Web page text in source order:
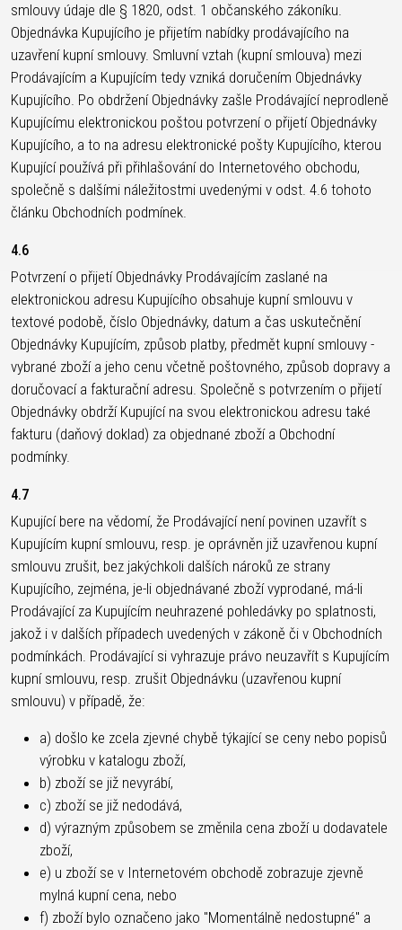
smlouvy údaje dle § 1820, odst. 1 občanského zákoníku.
Objednávka Kupujícího je přijetím nabídky prodávajícího na
uzavření kupní smlouvy. Smluvní vztah (kupní smlouva) mezi
Prodávajícím a Kupujícím tedy vzniká doručením Objednávky
Kupujícího. Po obdržení Objednávky zašle Prodávající neprodleně
Kupujícímu elektronickou poštou potvrzení o přijetí Objednávky
Kupujícího, a to na adresu elektronické pošty Kupujícího, kterou
Kupující používá při přihlašování do Internetového obchodu,
společně s dalšími náležitostmi uvedenými v odst. 4.6 tohoto
článku Obchodních podmínek.
4.6
Potvrzení o přijetí Objednávky Prodávajícím zaslané na
elektronickou adresu Kupujícího obsahuje kupní smlouvu v
textové podobě, číslo Objednávky, datum a čas uskutečnění
Objednávky Kupujícím, způsob platby, předmět kupní smlouvy -
vybrané zboží a jeho cenu včetně poštovného, způsob dopravy a
doručovací a fakturační adresu. Společně s potvrzením o přijetí
Objednávky obdrží Kupující na svou elektronickou adresu také
fakturu (daňový doklad) za objednané zboží a Obchodní
podmínky.
4.7
Kupující bere na vědomí, že Prodávající není povinen uzavřít s
Kupujícím kupní smlouvu, resp. je oprávněn již uzavřenou kupní
smlouvu zrušit, bez jakýchkoli dalších nároků ze strany
Kupujícího, zejména, je-li objednávané zboží vyprodané, má-li
Prodávající za Kupujícím neuhrazené pohledávky po splatnosti,
jakož i v dalších případech uvedených v zákoně či v Obchodních
podmínkách. Prodávající si vyhrazuje právo neuzavřít s Kupujícím
kupní smlouvu, resp. zrušit Objednávku (uzavřenou kupní
smlouvu) v případě, že:
a) došlo ke zcela zjevné chybě týkající se ceny nebo popisů
výrobku v katalogu zboží,
b) zboží se již nevyrábí,
c) zboží se již nedodává,
d) výrazným způsobem se změnila cena zboží u dodavatele
zboží,
e) u zboží se v Internetovém obchodě zobrazuje zjevně
mylná kupní cena, nebo
f) zboží bylo označeno jako "Momentálně nedostupné" a